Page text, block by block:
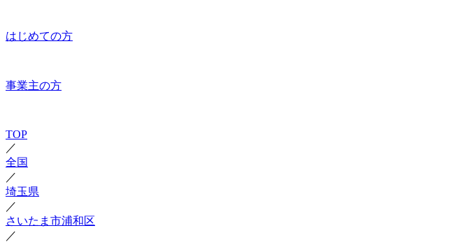
はじめての方
事業主の方
TOP
／
全国
／
埼玉県
／
さいたま市浦和区
／